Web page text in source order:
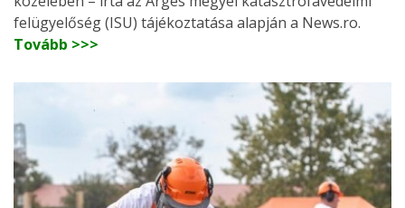
felügyelőség (ISU) tájékoztatása alapján a News.ro.
Tovább >>>